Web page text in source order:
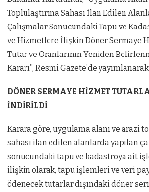
Toplulaştırma Sahası İlan Edilen
Çalışmalar Sonucundaki Tapu ve
ve Hizmetlere İlişkin Döner Sermaye
Tutar ve Oranlarının Yeniden
Kararı”, Resmi Gazete’de
DÖNER SERMAYE HİZMET
İNDİRİLDİ
Karara göre, uygulama alanı ve arazi
sahası ilan edilen alanlarda yapılan
sonucundaki tapu ve kadastroya ait
ilişkin olarak, tapu işlemleri ve veri
ödenecek tutarlar dışındaki döner